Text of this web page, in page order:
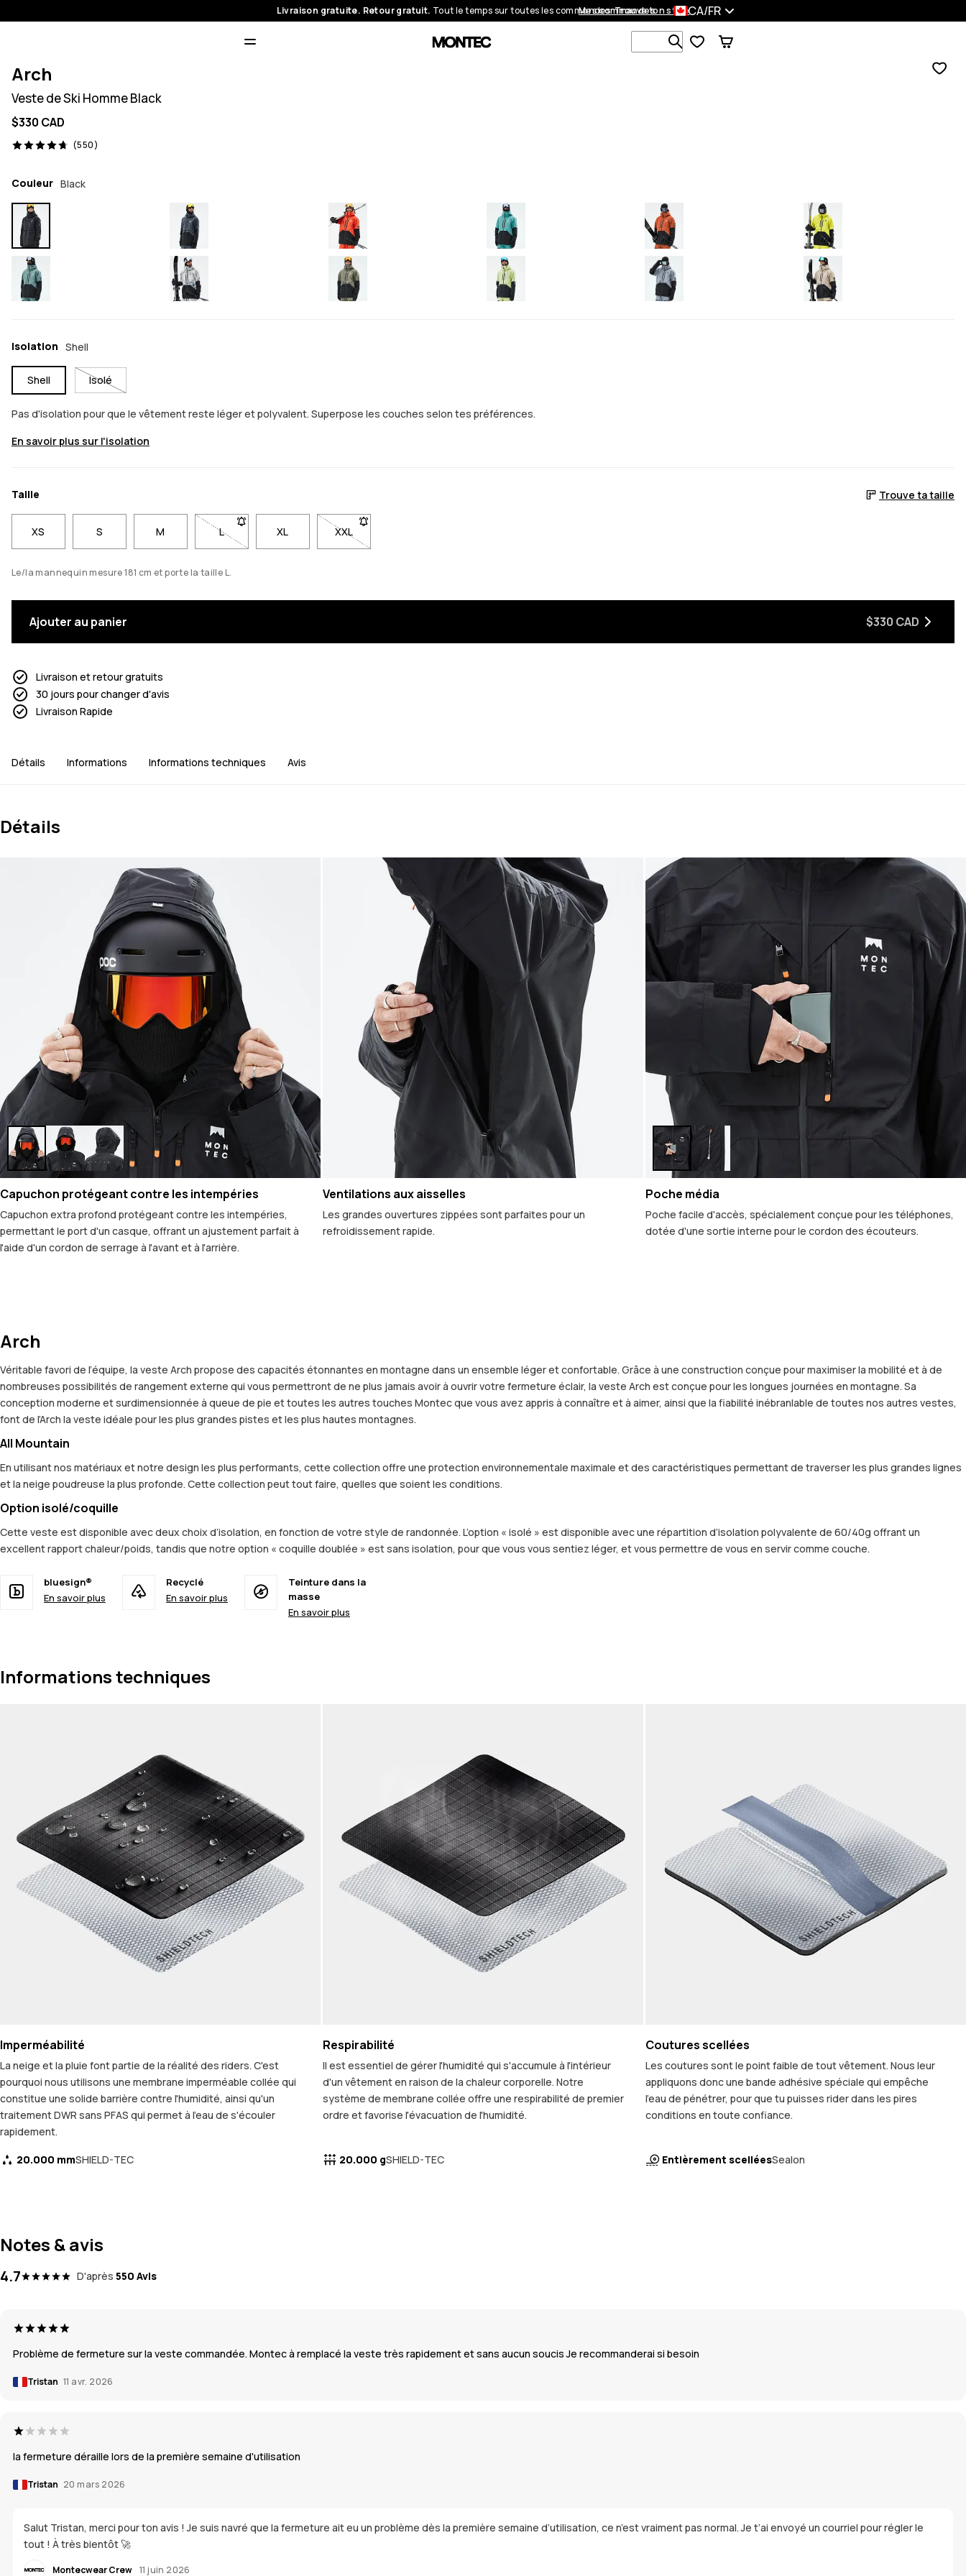
Livraison gratuite. Retour gratuit. Tout le temps sur toutes les commandes.Trouve ton style
Mes commandes CA/FR
Recherche parmi 1 000+ produits
Arch
Veste de Ski Homme Black
$330 CAD
(550)
550 avis, 4.7/5
Couleur Black
Isolation Shell
Shell Isolé
Pas d'isolation pour que le vêtement reste léger et polyvalent. Superpose les couches selon tes préférences.
En savoir plus sur l'isolation
Taille Trouve ta taille
XS S M L- Taille L non disponible. Cliquez pour être averti lorsqu'elle sera de retour en stock
XL XXL- Taille XXL non disponible. Cliquez pour être averti lorsqu'elle sera de retour en stock
Le/la mannequin mesure 181 cm et porte la taille L.
Ajouter au panier $330 CAD
Livraison et retour gratuits
30 jours pour changer d'avis
Livraison Rapide
Détails Informations Informations techniques Avis
Détails
Capuchon protégeant contre les intempéries
Capuchon extra profond protégeant contre les intempéries,
permettant le port d'un casque, offrant un ajustement parfait à
l'aide d'un cordon de serrage à l'avant et à l'arrière.
Ventilations aux aisselles
Les grandes ouvertures zippées sont parfaites pour un
refroidissement rapide.
Poche média
Poche facile d'accès, spécialement conçue pour les téléphones,
dotée d'une sortie interne pour le cordon des écouteurs.
Arch
Véritable favori de l’équipe, la veste Arch propose des capacités étonnantes en montagne dans un ensemble léger et confortable. Grâce à une construction conçue pour maximiser la mobilité et à de
nombreuses possibilités de rangement externe qui vous permettront de ne plus jamais avoir à ouvrir votre fermeture éclair, la veste Arch est conçue pour les longues journées en montagne. Sa
conception moderne et surdimensionnée à queue de pie et toutes les autres touches Montec que vous avez appris à connaître et à aimer, ainsi que la fiabilité inébranlable de toutes nos autres vestes,
font de l’Arch la veste idéale pour les plus grandes pistes et les plus hautes montagnes.
All Mountain
En utilisant nos matériaux et notre design les plus performants, cette collection offre une protection environnementale maximale et des caractéristiques permettant de traverser les plus grandes lignes
et la neige poudreuse la plus profonde. Cette collection peut tout faire, quelles que soient les conditions.
Option isolé/coquille
Cette veste est disponible avec deux choix d’isolation, en fonction de votre style de randonnée. L’option « isolé » est disponible avec une répartition d’isolation polyvalente de 60/40g offrant un
excellent rapport chaleur/poids, tandis que notre option « coquille doublée » est sans isolation, pour que vous vous sentiez léger, et vous permettre de vous en servir comme couche.
bluesign®
En savoir plus
Recyclé
En savoir plus
Teinture dans la
masse
En savoir plus
Informations techniques
Imperméabilité
La neige et la pluie font partie de la réalité des riders. C'est
pourquoi nous utilisons une membrane imperméable collée qui
constitue une solide barrière contre l'humidité, ainsi qu'un
traitement DWR sans PFAS qui permet à l'eau de s'écouler
rapidement.
20.000 mmSHIELD-TEC
Respirabilité
Il est essentiel de gérer l'humidité qui s'accumule à l'intérieur
d'un vêtement en raison de la chaleur corporelle. Notre
système de membrane collée offre une respirabilité de premier
ordre et favorise l'évacuation de l'humidité.
20.000 gSHIELD-TEC
Coutures scellées
Les coutures sont le point faible de tout vêtement. Nous leur
appliquons donc une bande adhésive spéciale qui empêche
l'eau de pénétrer, pour que tu puisses rider dans les pires
conditions en toute confiance.
Entièrement scelléesSealon
Notes & avis
4.7 D'après 550 Avis
Problème de fermeture sur la veste commandée. Montec à remplacé la veste très rapidement et sans aucun soucis Je recommanderai si besoin
Tristan 11 avr. 2026
la fermeture déraille lors de la première semaine d'utilisation
Tristan 20 mars 2026
Salut Tristan, merci pour ton avis ! Je suis navré que la fermeture ait eu un problème dès la première semaine d’utilisation, ce n’est vraiment pas normal. Je t’ai envoyé un courriel pour régler le
tout ! À très bientôt 🚀
Montecwear Crew 11 juin 2026